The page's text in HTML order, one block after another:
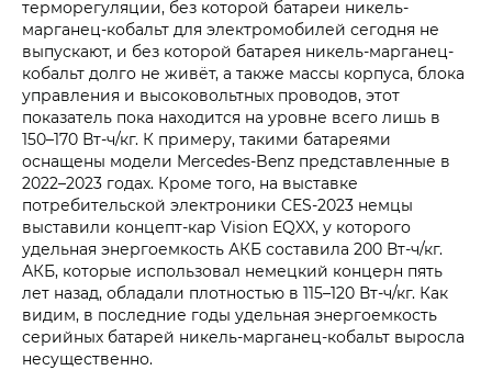
терморегуляции, без которой батареи никель-
марганец-кобальт для электромобилей сегодня не
выпускают, и без которой батарея никель-марганец-
кобальт долго не живёт, а также массы корпуса, блока
управления и высоковольтных проводов, этот
показатель пока находится на уровне всего лишь в
150–170 Вт-ч/кг. К примеру, такими батареями
оснащены модели Mercedes-Benz представленные в
2022–2023 годах. Кроме того, на выставке
потребительской электроники CES-2023 немцы
выставили концепт-кар Vision EQXX, у которого
удельная энергоемкость АКБ составила 200 Вт-ч/кг.
АКБ, которые использовал немецкий концерн пять
лет назад, обладали плотностью в 115–120 Вт-ч/кг. Как
видим, в последние годы удельная энергоемкость
серийных батарей никель-марганец-кобальт выросла
несущественно.